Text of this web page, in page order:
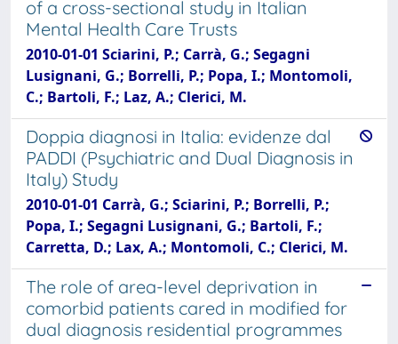
of a cross-sectional study in Italian
Mental Health Care Trusts
2010-01-01 Sciarini, P.; Carrà, G.; Segagni
Lusignani, G.; Borrelli, P.; Popa, I.; Montomoli,
C.; Bartoli, F.; Laz, A.; Clerici, M.
Doppia diagnosi in Italia: evidenze dal
PADDI (Psychiatric and Dual Diagnosis in
Italy) Study
2010-01-01 Carrà, G.; Sciarini, P.; Borrelli, P.;
Popa, I.; Segagni Lusignani, G.; Bartoli, F.;
Carretta, D.; Lax, A.; Montomoli, C.; Clerici, M.
The role of area-level deprivation in
comorbid patients cared in modified for
dual diagnosis residential programmes